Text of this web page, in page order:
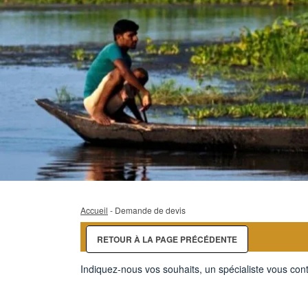
Accueil - Demande de devis
RETOUR À LA PAGE PRÉCÉDENTE
Indiquez-nous vos souhaits, un spécialiste vous